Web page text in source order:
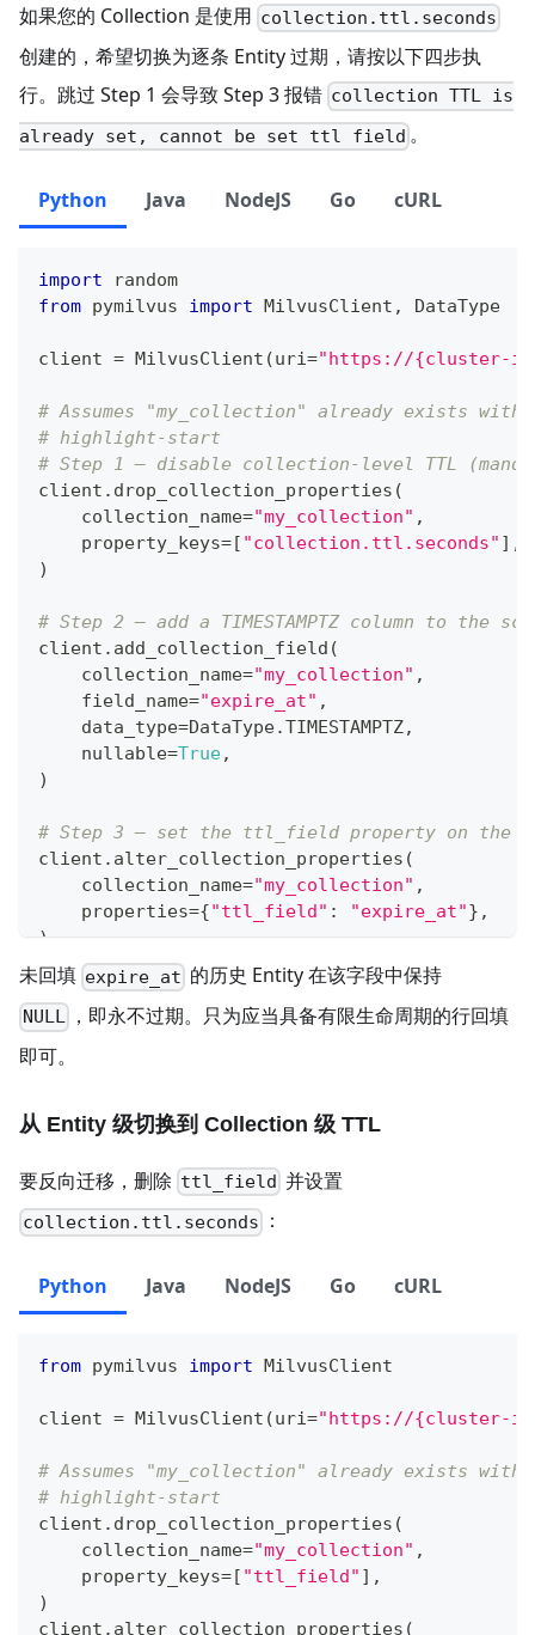
如果您的 Collection 是使用 collection.ttl.seconds
创建的，希望切换为逐条 Entity 过期，请按以下四步执
行。跳过 Step 1 会导致 Step 3 报错 collection TTL is
already set, cannot be set ttl field 。
Python Java NodeJS Go cURL
import random
from pymilvus import MilvusClient , DataType
client = MilvusClient (uri="https://{cluster-
# Assumes "my_collection" already exists
# highlight-start
# Step 1 — disable collection-level TTL
client . drop_collection_properties (
    collection_name
="my_collection" ,
    property_keys
=[ "collection.ttl.seconds" ] ,
)
# Step 2 — add a TIMESTAMPTZ column to the
client . add_collection_field (
    collection_name
="my_collection" ,
    field_name
="expire_at" ,
    data_type
=DataType.TIMESTAMPTZ,
    nullable
=True,
)
# Step 3 — set the ttl_field property on the
client . alter_collection_properties (
    collection_name
="my_collection" ,
    properties
={"ttl_field" : "expire_at"} ,
)
# Step 4 (optional) — backfill expiration
client.upsert("my_collection", [
])
未回填 expire_at 的历史 Entity 在该字段中保持
NULL ，即永不过期。只为应当具备有限生命周期的行回填
即可。
从 Entity 级切换到 Collection 级 TTL
要反向迁移，删除 ttl_field 并设置
collection.ttl.seconds ：
Python Java NodeJS Go cURL
from pymilvus import MilvusClient
client = MilvusClient (uri="https://{cluster-
# Assumes "my_collection" already exists
# highlight-start
client . drop_collection_properties (
    collection_name
="my_collection" ,
    property_keys
=[ "ttl_field" ] ,
)
client . alter_collection_properties (